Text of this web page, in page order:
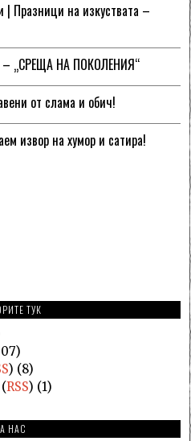
| Празници на изкуствата –
„СРЕЩА НА ПОКОЛЕНИЯ“
от слама и обич!
извор на хумор и сатира!
ТУК
) (8)
RSS) (1)
НАС